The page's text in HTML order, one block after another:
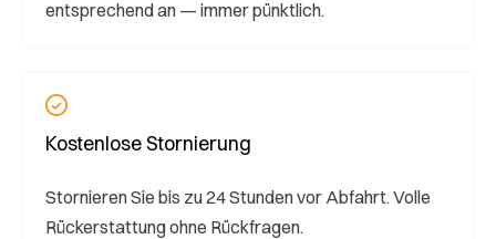
entsprechend an — immer pünktlich.
Kostenlose Stornierung
Stornieren Sie bis zu 24 Stunden vor Abfahrt. Volle
Rückerstattung ohne Rückfragen.